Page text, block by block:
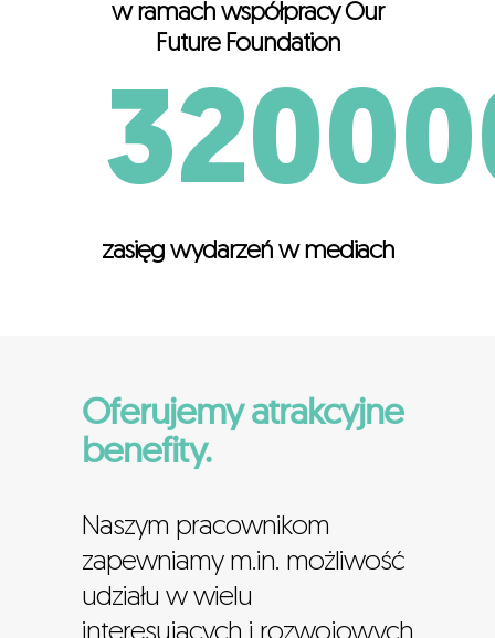
w ramach współpracy Our
Future Foundation
zasięg wydarzeń w mediach
Oferujemy atrakcyjne
benefity.
Naszym pracownikom
zapewniamy m.in. możliwość
udziału w wielu